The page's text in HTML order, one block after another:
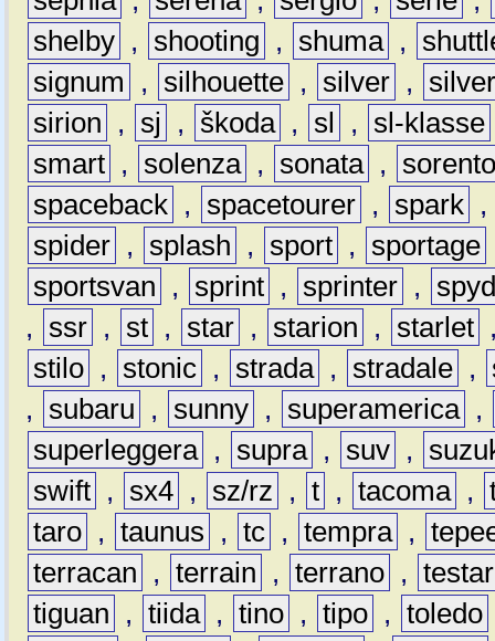
shelby , shooting , shuma ,
signum
, silhouette , silver ,
sirion
, sj , škoda , sl , sl-klasse
smart , solenza , sonata ,
spaceback , spacetourer , spark ,
spider , splash , sport , sportage
sportsvan
, sprint , sprinter ,
,
ssr , st , star , starion , starlet
stilo , stonic , strada , stradale ,
,
subaru , sunny , superamerica ,
superleggera , supra , suv ,
swift , sx4 , sz/rz , t , tacoma ,
taro , taunus , tc , tempra ,
terracan
, terrain , terrano ,
tiguan
, tiida , tino , tipo , toledo